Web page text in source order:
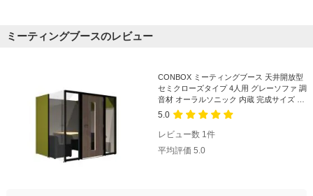
ミーティングブースのレビュー
CONBOX ミーティングブース 天井開放型
セミクローズタイプ 4人用 グレーソファ 調
音材 オーラルソニック 内蔵 完成サイズ 幅
2060×奥行1885×高さ1900mm
5.0
レビュー数 1件
平均評価 5.0